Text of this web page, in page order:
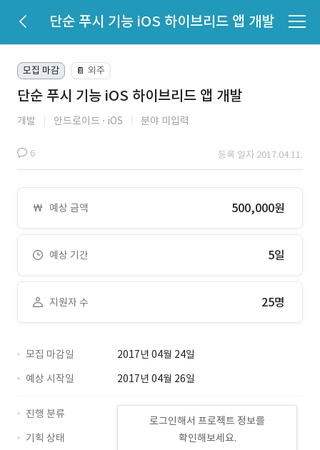
단순 푸시 기능 iOS 하이브리드 앱 개발
모집 마감 📔 외주
단순 푸시 기능 iOS 하이브리드 앱 개발
개발 안드로이드 iOS 분야 미입력
6 등록 일자 2017.04.11.
예상 금액 500,000원
예상 기간 5일
지원자 수 25명
모집 마감일
2017년 04월 24일
예상 시작일
2017년 04월 26일
로그인해서 프로젝트 정보를
확인해보세요.
진행 분류
기획 상태